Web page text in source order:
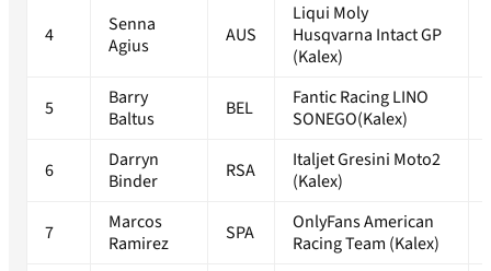
4
Senna
Agius
AUS
Liqui Moly
Husqvarna Intact GP
(Kalex)
5
Barry
Baltus
BEL
Fantic Racing LINO
SONEGO(Kalex)
6
Darryn
Binder
RSA
Italjet Gresini Moto2
(Kalex)
7
Marcos
Ramirez
SPA
OnlyFans American
Racing Team (Kalex)